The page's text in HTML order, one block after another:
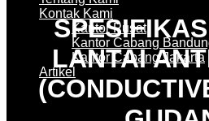
Kontak Kami
Kantor Pusat
Kantor Cabang
Kantor Cabang Jakarta
Artikel
LANTAI